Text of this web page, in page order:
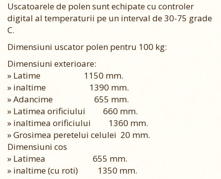
Uscatoarele de polen sunt echipate cu controler
digital al temperaturii pe un interval de 30-75 grade
C.
Dimensiuni uscator polen pentru 100 kg:
Dimensiuni exterioare:
» Latime 1150 mm.
» inaltime 1390 mm.
» Adancime 655 mm.
» Latimea orificiului 660 mm.
» inaltimea orificiului 1360 mm.
» Grosimea peretelui celulei 20 mm.
Dimensiuni cos
» Latimea 655 mm.
» inaltime (cu roti) 1350 mm.